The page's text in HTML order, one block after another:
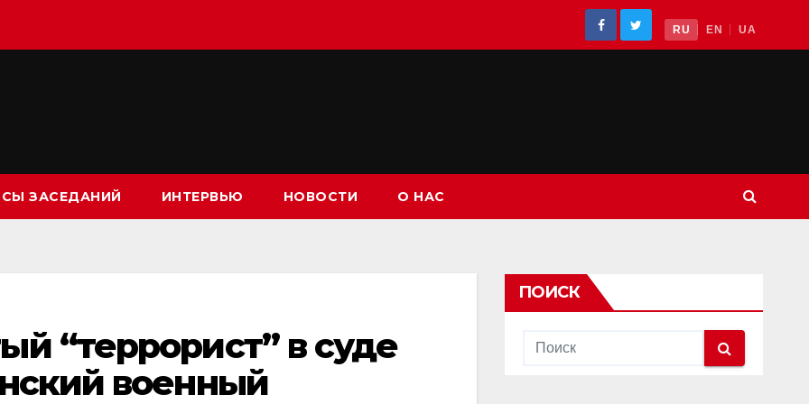
RU EN UA
ЗАСЕДАНИЙ ИНТЕРВЬЮ НОВОСТИ О НАС
“террорист” в суде
военный
ПОИСК